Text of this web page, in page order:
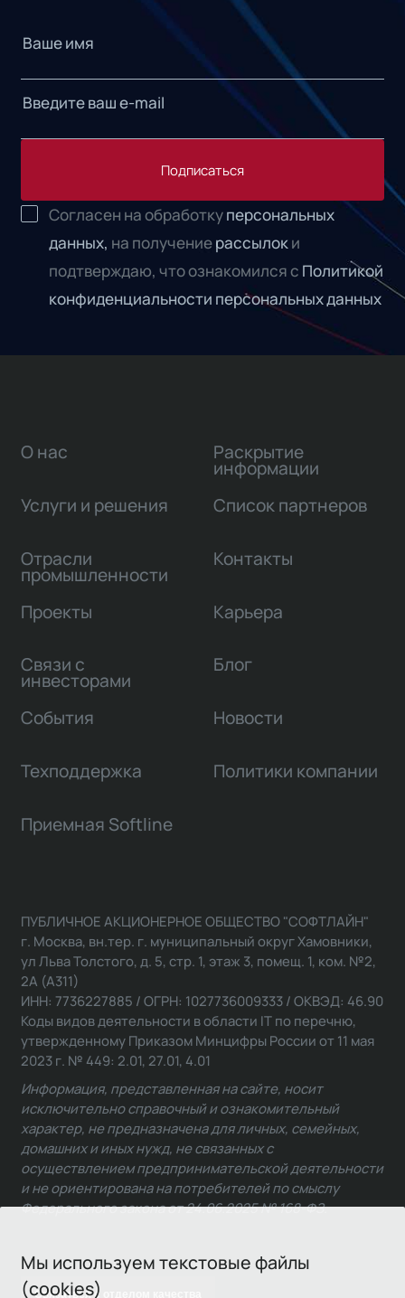
Подписаться
Согласен на обработкуперсональных
данных, на получениерассылоки
подтверждаю, что ознакомился с Политикой
конфиденциальности персональных данных
Мы используем текстовые файлы
(cookies)
О нас
Услуги и решения
Отрасли
промышленности
Проекты
Связи с
инвесторами
Раскрытие
информации
Список партнеров
Контакты
Карьера
Блог
События Новости
Техподдержка Политики компании
Приемная Softline
Связаться с отделом качества
ПУБЛИЧНОЕ АКЦИОНЕРНОЕ ОБЩЕСТВО "СОФТЛАЙН"
г. Москва, вн.тер. г. муниципальный округ Хамовники,
ул Льва Толстого, д. 5, стр. 1, этаж 3, помещ. 1, ком. №2,
2А (А311)
ИНН: 7736227885 / ОГРН: 1027736009333 / ОКВЭД: 46.90
Коды видов деятельности в области IT по перечню,
утвержденному Приказом Минцифры России от 11 мая
2023 г. № 449: 2.01, 27.01, 4.01
Информация, представленная на сайте, носит
исключительно справочный и ознакомительный
характер, не предназначена для личных, семейных,
домашних и иных нужд, не связанных с
осуществлением предпринимательской деятельности
и не ориентирована на потребителей по смыслу
Федерального закона от 24.06.2025 № 168-ФЗ.